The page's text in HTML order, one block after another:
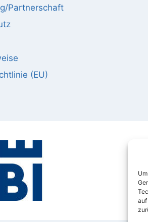
auf
Partnerschaft
(EU)